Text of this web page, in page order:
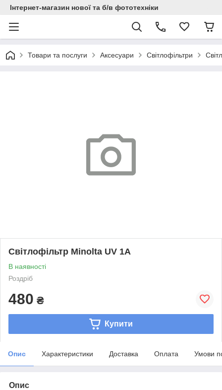
Інтернет-магазин нової та б/в фототехніки
Товари та послуги Аксесуари Світлофільтри
Світлофільтр Minolta UV 1A
В наявності
Роздріб
480 ₴
Купити
Опис Характеристики Доставка Оплата Умови
Опис